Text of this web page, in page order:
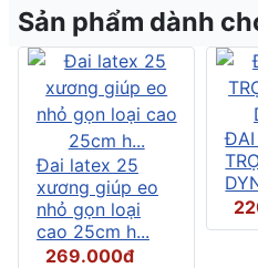
Sản phẩm dành
Đai latex 25
xương giúp eo
nhỏ gọn loại
cao 25cm h...
269.000đ
ĐAI